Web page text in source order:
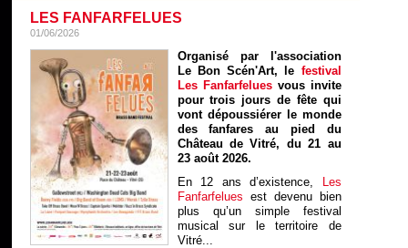
LES FANFARFELUES
01/06/2026
Organisé par l'association
Le Bon Scén'Art, le festival
Les Fanfarfelues vous invite
pour trois jours de fête qui
vont dépoussiérer le monde
des fanfares au pied du
Château de Vitré, du 21 au
23 août 2026.
En 12 ans d’existence, Les
Fanfarfelues est devenu bien
plus qu’un simple festival
musical sur le territoire de
Vitré...